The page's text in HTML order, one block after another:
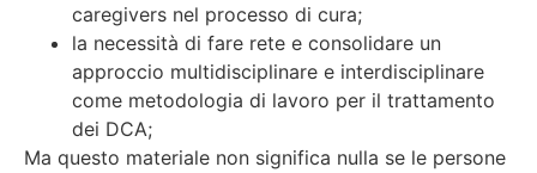
caregivers nel processo di cura;
la necessità di fare rete e consolidare un
approccio multidisciplinare e interdisciplinare
come metodologia di lavoro per il trattamento
dei DCA;
Ma questo materiale non significa nulla se le persone